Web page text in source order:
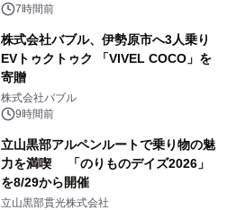
7時間前
株式会社バブル、伊勢原市へ3人乗り
EVトゥクトゥク 「VIVEL COCO」を
寄贈
株式会社バブル
9時間前
立山黒部アルペンルートで乗り物の魅
力を満喫 「のりものデイズ2026」
を8/29から開催
立山黒部貫光株式会社